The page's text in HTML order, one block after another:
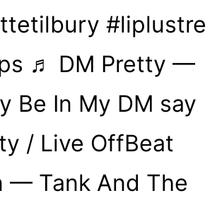
#liplustre
♬ DM Pretty —
Be In My DM say
/ Live OffBeat
— Tank And The